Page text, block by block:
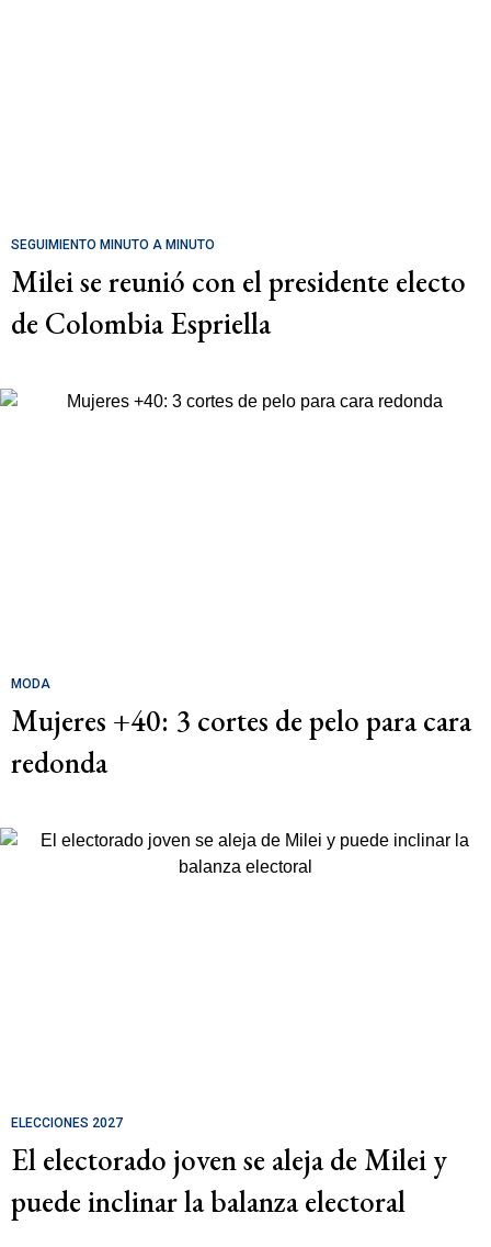
SEGUIMIENTO MINUTO A MINUTO
Milei se reunió con el presidente electo
de Colombia Espriella
MODA
Mujeres +40: 3 cortes de pelo para cara
redonda
ELECCIONES 2027
El electorado joven se aleja de Milei y
puede inclinar la balanza electoral